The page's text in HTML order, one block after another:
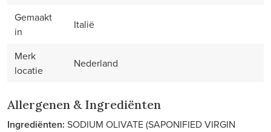
Gemaakt
in
Italië
Merk
locatie
Nederland
Allergenen & Ingrediënten
Ingrediënten: SODIUM OLIVATE (SAPONIFIED VIRGIN